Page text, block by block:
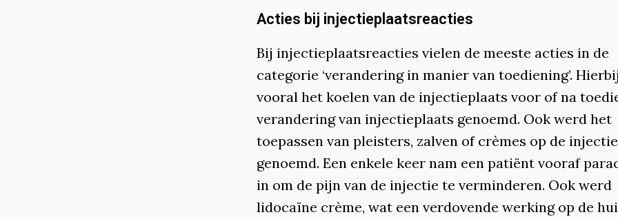
Acties bij injectieplaatsreacties
Bij injectieplaatsreacties vielen de meeste acties in de
categorie ‘verandering in manier van toediening’.
vooral het koelen van de injectieplaats voor of na
verandering van injectieplaats genoemd. Ook werd het
toepassen van pleisters, zalven of crèmes op de
genoemd. Een enkele keer nam een patiënt vooraf
in om de pijn van de injectie te verminderen. Ook werd
lidocaïne crème, wat een verdovende werking op de